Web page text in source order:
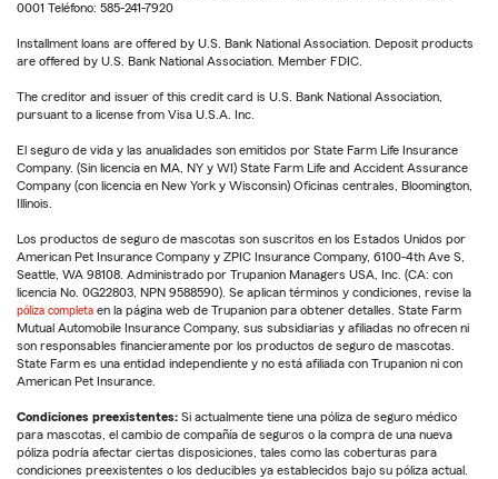
0001 Teléfono: 585-241-7920
Installment loans are offered by U.S. Bank National Association. Deposit products
are offered by U.S. Bank National Association. Member FDIC.
The creditor and issuer of this credit card is U.S. Bank National Association,
pursuant to a license from Visa U.S.A. Inc.
El seguro de vida y las anualidades son emitidos por State Farm Life Insurance
Company. (Sin licencia en MA, NY y WI) State Farm Life and Accident Assurance
Company (con licencia en New York y Wisconsin) Oficinas centrales, Bloomington,
Illinois.
Los productos de seguro de mascotas son suscritos en los Estados Unidos por
American Pet Insurance Company y ZPIC Insurance Company, 6100-4th Ave S,
Seattle, WA 98108. Administrado por Trupanion Managers USA, Inc. (CA: con
licencia No. 0G22803, NPN 9588590). Se aplican términos y condiciones, revise la
póliza completa en la página web de Trupanion para obtener detalles. State Farm
Mutual Automobile Insurance Company, sus subsidiarias y afiliadas no ofrecen ni
son responsables financieramente por los productos de seguro de mascotas.
State Farm es una entidad independiente y no está afiliada con Trupanion ni con
American Pet Insurance.
Condiciones preexistentes: Si actualmente tiene una póliza de seguro médico
para mascotas, el cambio de compañía de seguros o la compra de una nueva
póliza podría afectar ciertas disposiciones, tales como las coberturas para
condiciones preexistentes o los deducibles ya establecidos bajo su póliza actual.